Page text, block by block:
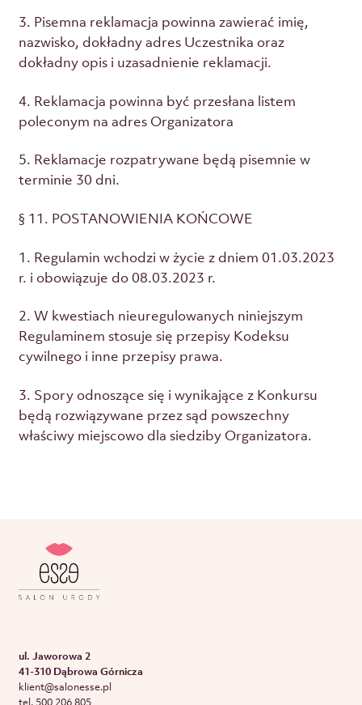
3. Pisemna reklamacja powinna zawierać imię,
nazwisko, dokładny adres Uczestnika oraz
dokładny opis i uzasadnienie reklamacji.
4. Reklamacja powinna być przesłana listem
poleconym na adres Organizatora
5. Reklamacje rozpatrywane będą pisemnie w
terminie 30 dni.
§ 11. POSTANOWIENIA KOŃCOWE
1. Regulamin wchodzi w życie z dniem 01.03.2023
r. i obowiązuje do 08.03.2023 r.
2. W kwestiach nieuregulowanych niniejszym
Regulaminem stosuje się przepisy Kodeksu
cywilnego i inne przepisy prawa.
3. Spory odnoszące się i wynikające z Konkursu
będą rozwiązywane przez sąd powszechny
właściwy miejscowo dla siedziby Organizatora.
ul. Jaworowa 2
41-310 Dąbrowa Górnicza
klient@salonesse.pl
tel. 500 206 805